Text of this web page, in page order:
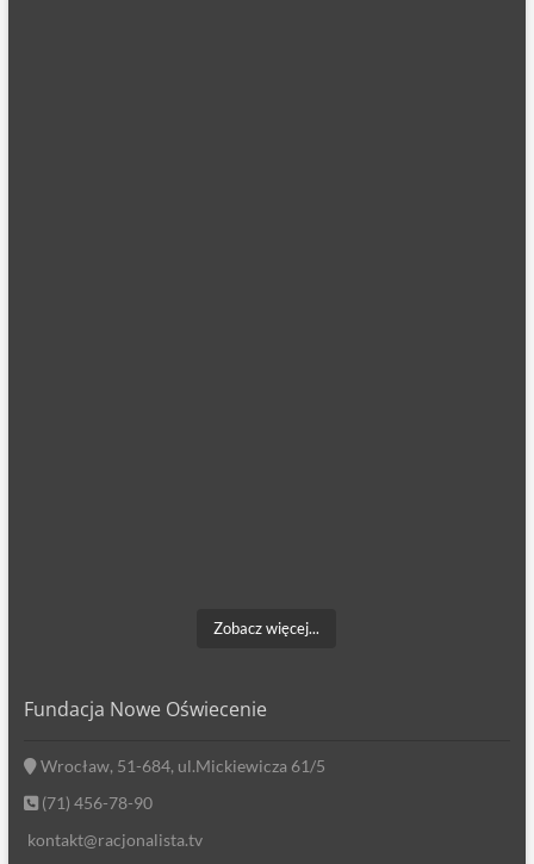
Zobacz więcej...
Fundacja Nowe Oświecenie
Wrocław, 51-684, ul.Mickiewicza 61/5
(71) 456-78-90
kontakt@racjonalista.tv